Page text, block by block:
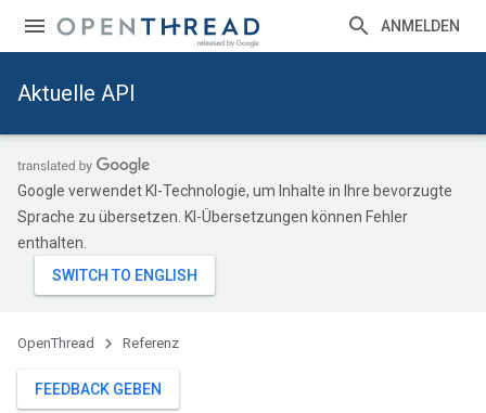
ANMELDEN
Aktuelle API
Google verwendet KI-Technologie, um Inhalte in Ihre bevorzugte
Sprache zu übersetzen. KI-Übersetzungen können Fehler
enthalten.
OpenThread Referenz
FEEDBACK GEBEN